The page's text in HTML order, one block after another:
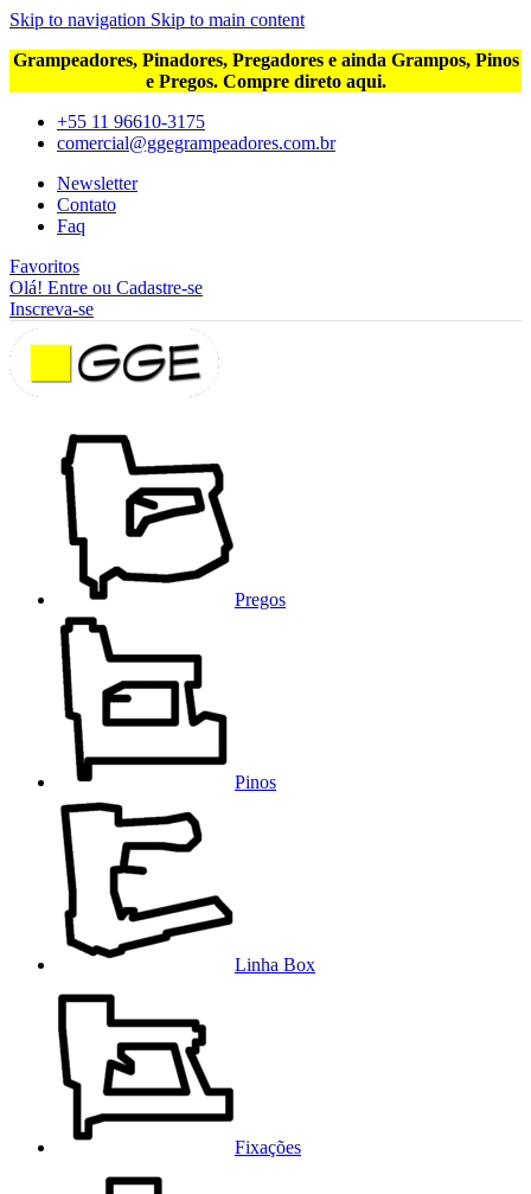
Skip to navigation Skip to main content
Grampeadores, Pinadores, Pregadores e ainda Grampos, Pinos
e Pregos. Compre direto aqui.
+55 11 96610-3175
comercial@ggegrampeadores.com.br
Newsletter
Contato
Faq
Favoritos
Olá! Entre ou Cadastre-se
Inscreva-se
Pregos
Pinos
Linha Box
Fixações